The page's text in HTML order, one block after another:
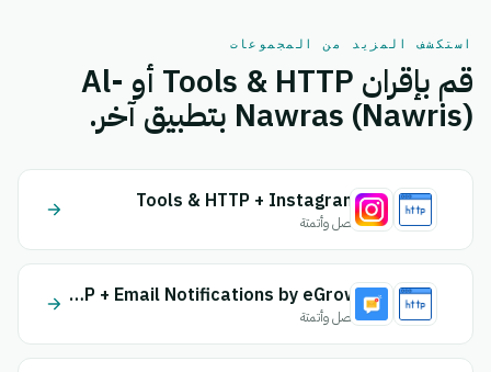
استكشف المزيد من المجموعات
قم بإقران Tools & HTTP أو Al-
Nawras (Nawris) بتطبيق آخر.
Tools & HTTP + Instagram
اتصل وأتمتة
Tools & HTTP + Email Notifications by eGrow
اتصل وأتمتة